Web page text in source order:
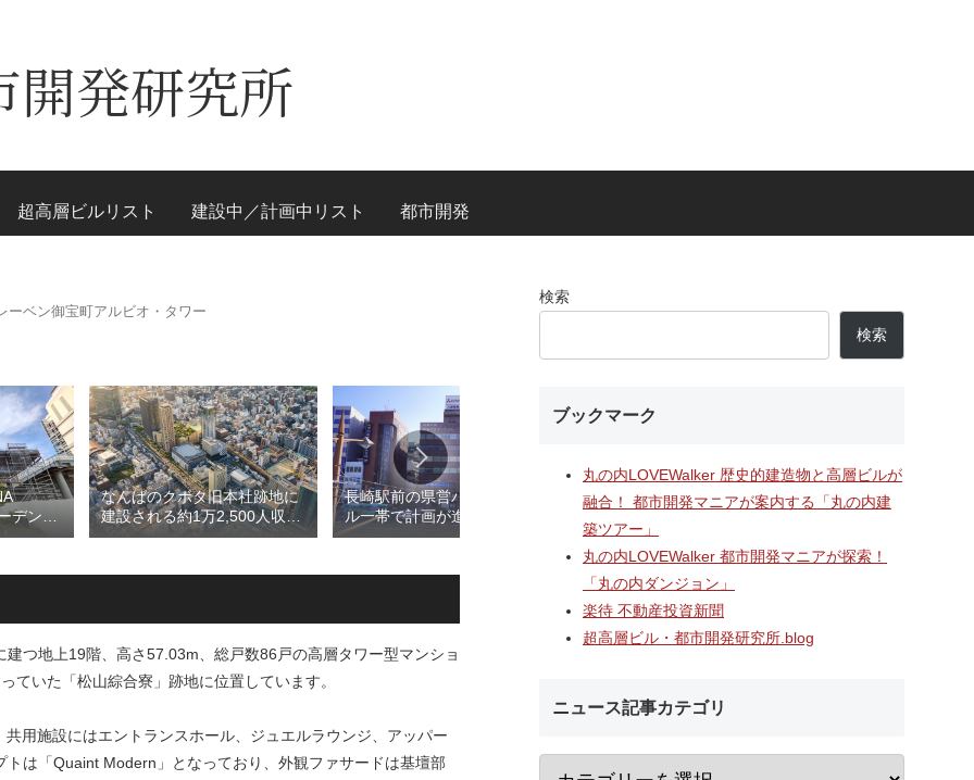
発研究所
超高層ビルリスト 建設中／計画中リスト 都市開発
ーベン御宝町アルビオ・タワー
デン
称）フ
時点建
なんばのクボタ旧本社跡地に
建設される約1万2,500人収容
の多目的アリーナ「（仮称）
区名称は「Kubota field（クボ
長崎駅前の県営バスターミナ
ル一帯で計画が進む「大黒町
地区第一種市街地再開発事
としたホテル・商業・オフィ
2階中央改札口やホームドア
線海老名駅改良工事」！！駅
機能強化で神奈川県央の交通
拠点が進化！！
村岡・深沢地区エリ
倉梶原」！！2026
つ地上19階、高さ57.03m、総戸数86戸の高層タワー型マンショ
ていた「松山綜合寮」跡地に位置しています。
用施設にはエントランスホール、ジュエルラウンジ、アッパー
は「Quaint Modern」となっており、外観ファサードは基壇部
検索
検索
ブックマーク
丸の内LOVEWalker 歴史的建造物と高層ビルが
融合！ 都市開発マニアが案内する「丸の内建
築ツアー」
丸の内LOVEWalker 都市開発マニアが探索！
「丸の内ダンジョン」
楽待 不動産投資新聞
超高層ビル・都市開発研究所.blog
ニュース記事カテゴリ